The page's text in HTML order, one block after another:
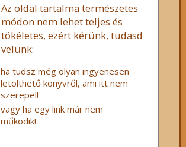
Az oldal tartalma természetes
módon nem lehet teljes és
tökéletes, ezért kérünk, tudasd
velünk:
ha tudsz még olyan ingyenesen
letölthető könyvről, ami itt nem
szerepel!
vagy ha egy link már nem
működik!